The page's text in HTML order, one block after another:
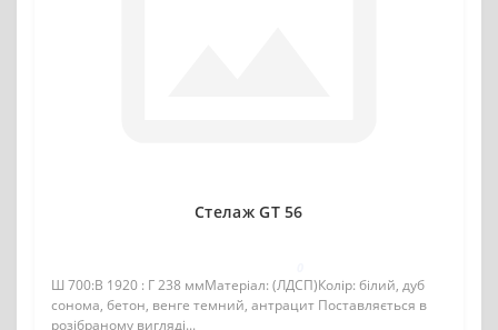
Стелаж GT 56
Ш 700:В 1920 : Г 238 ммМатеріал: (ЛДСП)Колір: білий, дуб
сонома, бетон, венге темний, антрацит Поставляється в
розібраному вигляді...